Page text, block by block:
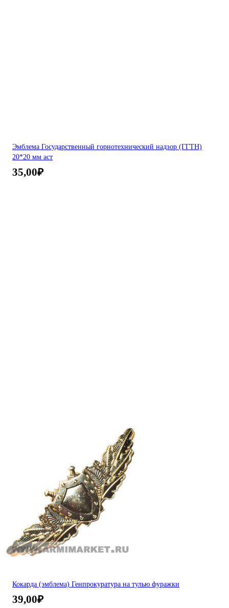
Эмблема Государственный горнотехнический надзор (ГГТН)
20*20 мм аст
35,00₽
Кокарда (эмблема) Генпрокуратура на тулью фуражки
39,00₽